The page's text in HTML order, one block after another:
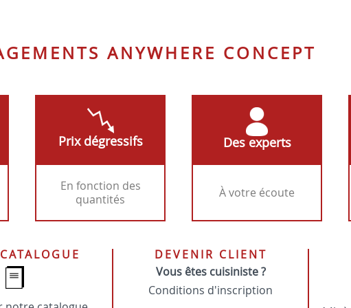
ANYWHERE CONCEPT
Prix dégressifs
En fonction des
quantités
Des experts
À votre écoute
DEVENIR CLIENT
Vous êtes cuisiniste ?
Conditions d'inscription